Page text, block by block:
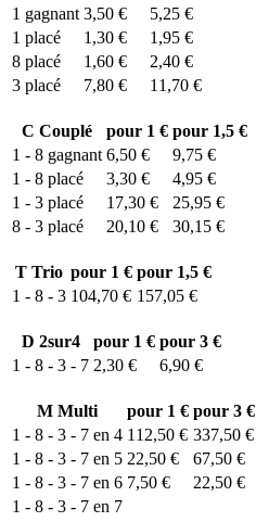
1 gagnant 3,50 €
5,25 €
1 placé 1,30 €
1,95 €
8 placé 1,60 €
2,40 €
3 placé 7,80 € 11,70 €
C Couplé pour 1 € pour 1,5 €
1 - 8 gagnant 6,50 €
9,75 €
1 - 8 placé 3,30 €
4,95 €
1 - 3 placé 17,30 €
25,95 €
8 - 3 placé 20,10 € 30,15 €
T Trio pour 1 € pour 1,5 €
1 - 8 - 3 104,70 € 157,05 €
D 2sur4 pour 1 € pour 3 €
1 - 8 - 3 - 7 2,30 € 6,90 €
M Multi pour 1 € pour 3 €
1 - 8 - 3 - 7 en 4 112,50 € 337,50 €
1 - 8 - 3 - 7 en 5 22,50 €
67,50 €
1 - 8 - 3 - 7 en 6 7,50 €
22,50 €
1 - 8 - 3 - 7 en 7